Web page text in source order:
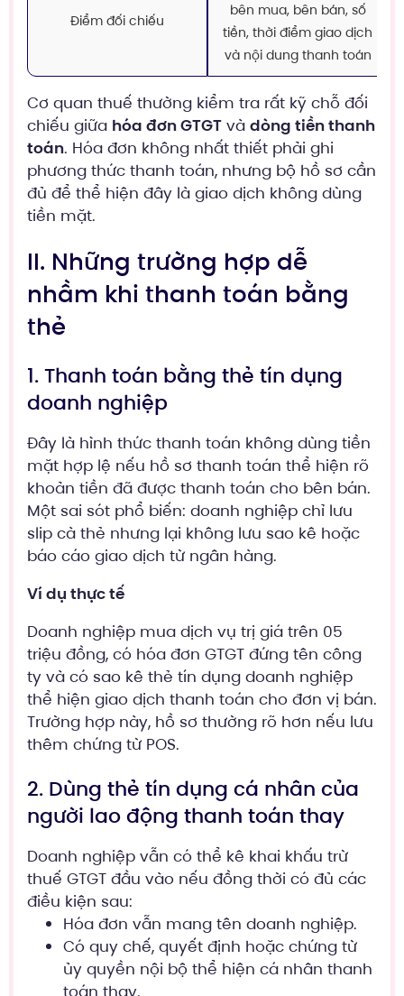
Điểm đối chiếu
bên mua, bên bán, số
tiền, thời điểm giao dịch
và nội dung thanh toán
Cơ quan thuế thường kiểm tra rất kỹ chỗ đối
chiếu giữa hóa đơn GTGT và dòng tiền thanh
toán. Hóa đơn không nhất thiết phải ghi
phương thức thanh toán, nhưng bộ hồ sơ cần
đủ để thể hiện đây là giao dịch không dùng
tiền mặt.
II. Những trường hợp dễ
nhầm khi thanh toán bằng
thẻ
1. Thanh toán bằng thẻ tín dụng
doanh nghiệp
Đây là hình thức thanh toán không dùng tiền
mặt hợp lệ nếu hồ sơ thanh toán thể hiện rõ
khoản tiền đã được thanh toán cho bên bán.
Một sai sót phổ biến: doanh nghiệp chỉ lưu
slip cà thẻ nhưng lại không lưu sao kê hoặc
báo cáo giao dịch từ ngân hàng.
Ví dụ thực tế
Doanh nghiệp mua dịch vụ trị giá trên 05
triệu đồng, có hóa đơn GTGT đứng tên công
ty và có sao kê thẻ tín dụng doanh nghiệp
thể hiện giao dịch thanh toán cho đơn vị bán.
Trường hợp này, hồ sơ thường rõ hơn nếu lưu
thêm chứng từ POS.
2. Dùng thẻ tín dụng cá nhân của
người lao động thanh toán thay
Doanh nghiệp vẫn có thể kê khai khấu trừ
thuế GTGT đầu vào nếu đồng thời có đủ các
điều kiện sau:
Hóa đơn vẫn mang tên doanh nghiệp.
Có quy chế, quyết định hoặc chứng từ
ủy quyền nội bộ thể hiện cá nhân thanh
toán thay.